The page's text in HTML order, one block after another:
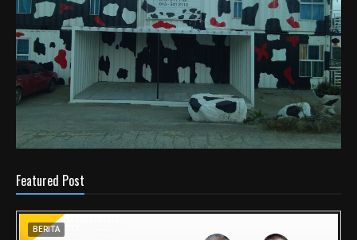
Featured Post
BERITA